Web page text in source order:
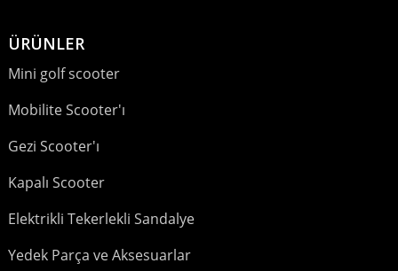
ÜRÜNLER
Mini golf scooter
Mobilite Scooter'ı
Gezi Scooter'ı
Kapalı Scooter
Elektrikli Tekerlekli Sandalye
Yedek Parça ve Aksesuarlar